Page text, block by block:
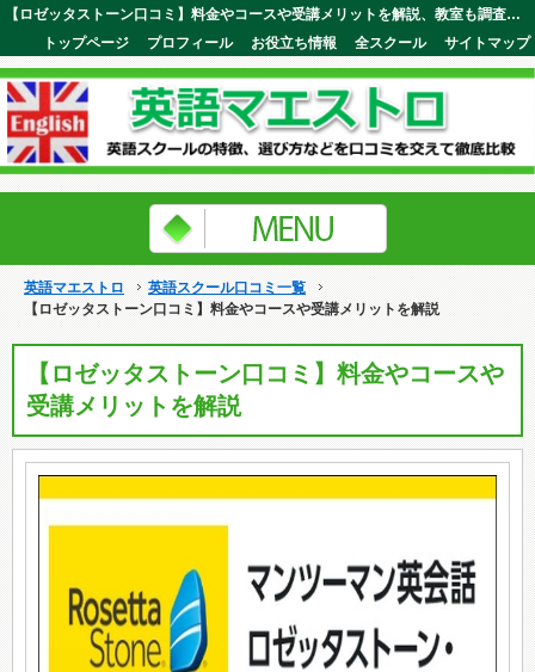
【ロゼッタストーン口コミ】料金やコースや受講メリットを解説、教室も調査。eラーニングと対面レッスンの連携が見事！英語マエストロ
サイトマップ
全スクール
お役立ち情報
プロフィール
トップページ
英語マエストロ
英語スクール口コミ一覧
【ロゼッタストーン口コミ】料金やコースや受講メリットを解説
【ロゼッタストーン口コミ】料金やコースや
受講メリットを解説